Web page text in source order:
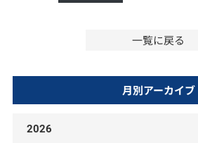
一覧に戻る
月別アーカイブ
2026